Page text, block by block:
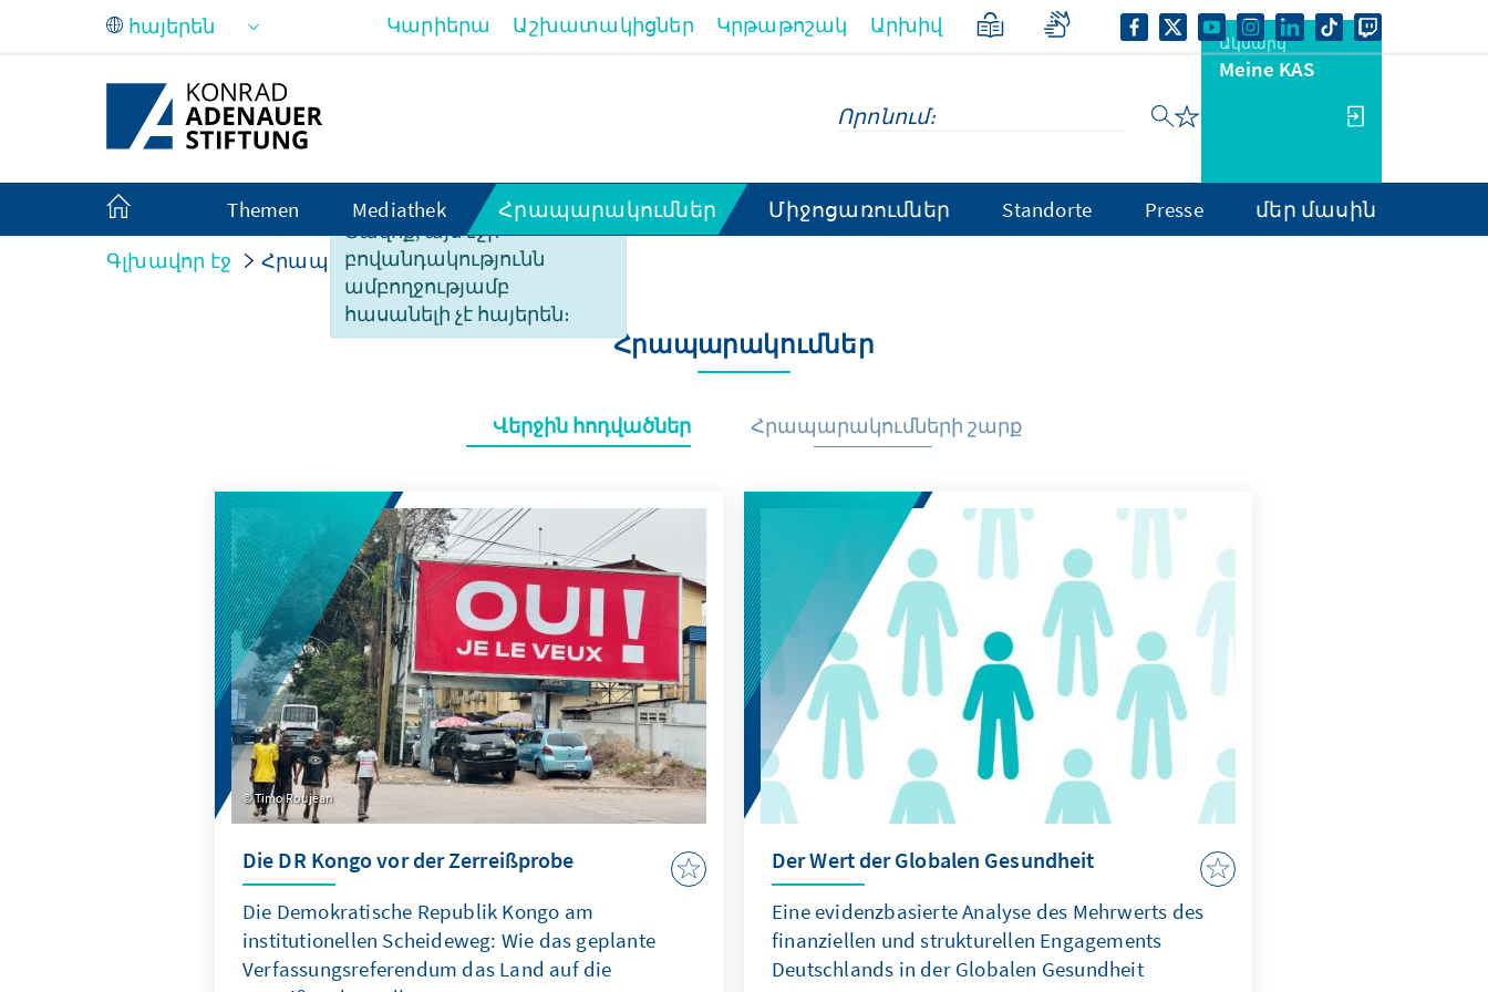
Skip to Main Content
Ցավոք, այս էջի
բովանդակությունն
ամբողջությամբ
հասանելի չէ հայերեն։
Կարիերա Աշխատակիցներ Կրթաթոշակ Արխիվ
Ակնարկ
Meine KAS
Themen Mediathek Հրապարակումներ Միջոցառումներ Standorte Presse մեր մասին
Գլխավոր էջ Հրապարակումներ
Հրապարակումներ
Վերջին հոդվածներ Հրապարակումների շարք
Timo Roujean
Die DR Kongo vor der Zerreißprobe
Die Demokratische Republik Kongo am
institutionellen Scheideweg: Wie das geplante
Verfassungsreferendum das Land auf die
Der Wert der Globalen Gesundheit
Eine evidenzbasierte Analyse des Mehrwerts des
finanziellen und strukturellen Engagements
Deutschlands in der Globalen Gesundheit